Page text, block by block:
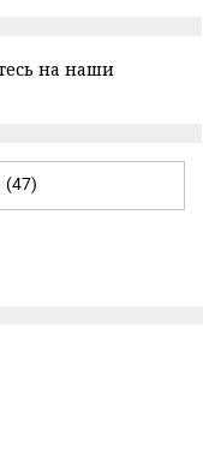
на наши
(47)